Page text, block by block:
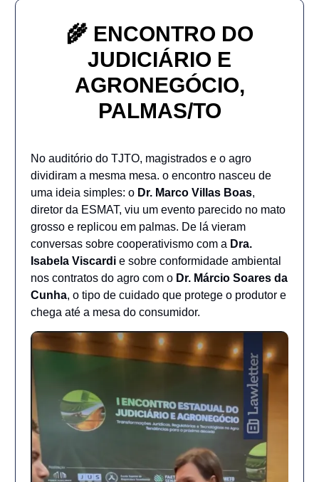
🌾ENCONTRO DO
JUDICIÁRIO E
AGRONEGÓCIO,
PALMAS/TO
No auditório do TJTO, magistrados e o agro
dividiram a mesma mesa. o encontro nasceu de
uma ideia simples: o Dr. Marco Villas Boas,
diretor da ESMAT, viu um evento parecido no mato
grosso e replicou em palmas. De lá vieram
conversas sobre cooperativismo com a Dra.
Isabela Viscardi e sobre conformidade ambiental
nos contratos do agro com o Dr. Márcio Soares da
Cunha, o tipo de cuidado que protege o produtor e
chega até a mesa do consumidor.